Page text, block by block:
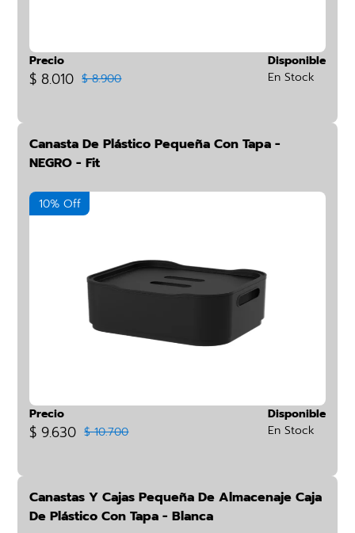
Precio
$ 8.010 $ 8.900
Disponible
En Stock
Canasta De Plástico Pequeña Con Tapa -
NEGRO - Fit
10% Off
Precio
$ 9.630 $ 10.700
Disponible
En Stock
Canastas Y Cajas Pequeña De Almacenaje Caja
De Plástico Con Tapa - Blanca